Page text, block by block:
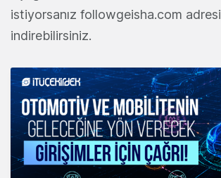
istiyorsanız followgeisha.com
indirebilirsiniz.